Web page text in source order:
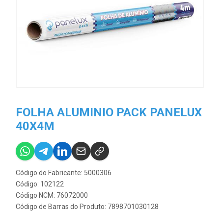
FOLHA ALUMINIO PACK PANELUX
40X4M
Código do Fabricante: 5000306
Código: 102122
Código NCM: 76072000
Código de Barras do Produto: 7898701030128